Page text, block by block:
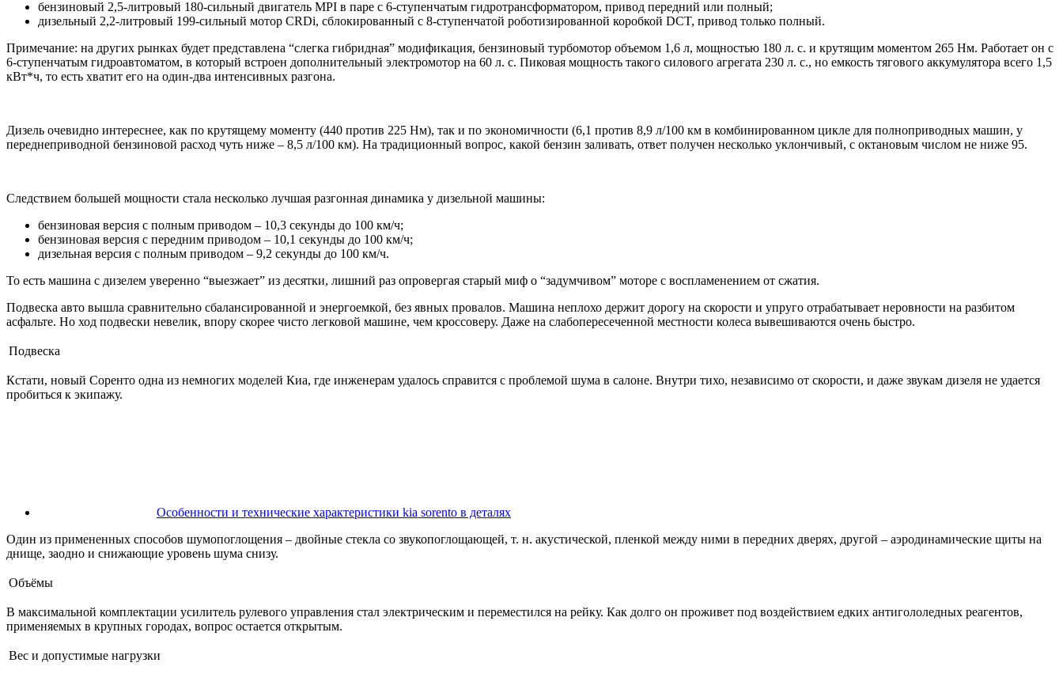
бензиновый 2,5-литровый 180-сильный двигатель MPI в паре с 6-ступенчатым гидротрансформатором, привод передний или полный;
дизельный 2,2-литровый 199-сильный мотор CRDi, сблокированный с 8-ступенчатой роботизированной коробкой DCT, привод только полный.
Примечание: на других рынках будет представлена “слегка гибридная” модификация, бензиновый турбомотор объемом 1,6 л, мощностью 180 л. с. и крутящим моментом 265 Нм. Работает он с
6-ступенчатым гидроавтоматом, в который встроен дополнительный электромотор на 60 л. с. Пиковая мощность такого силового агрегата 230 л. с., но емкость тягового аккумулятора всего 1,5
кВт*ч, то есть хватит его на один-два интенсивных разгона.
Дизель очевидно интереснее, как по крутящему моменту (440 против 225 Нм), так и по экономичности (6,1 против 8,9 л/100 км в комбинированном цикле для полноприводных машин, у
переднеприводной бензиновой расход чуть ниже – 8,5 л/100 км). На традиционный вопрос, какой бензин заливать, ответ получен несколько уклончивый, с октановым числом не ниже 95.
Следствием большей мощности стала несколько лучшая разгонная динамика у дизельной машины:
бензиновая версия с полным приводом – 10,3 секунды до 100 км/ч;
бензиновая версия с передним приводом – 10,1 секунды до 100 км/ч;
дизельная версия с полным приводом – 9,2 секунды до 100 км/ч.
То есть машина с дизелем уверенно “выезжает” из десятки, лишний раз опровергая старый миф о “задумчивом” моторе с воспламенением от сжатия.
Подвеска авто вышла сравнительно сбалансированной и энергоемкой, без явных провалов. Машина неплохо держит дорогу на скорости и упруго отрабатывает неровности на разбитом
асфальте. Но ход подвески невелик, впору скорее чисто легковой машине, чем кроссоверу. Даже на слабопересеченной местности колеса вывешиваются очень быстро.
Подвеска
Кстати, новый Соренто одна из немногих моделей Киа, где инженерам удалось справится с проблемой шума в салоне. Внутри тихо, независимо от скорости, и даже звукам дизеля не удается
пробиться к экипажу.
Особенности и технические характеристики kia sorento в деталях
Один из примененных способов шумопоглощения – двойные стекла со звукопоглощающей, т. н. акустической, пленкой между ними в передних дверях, другой – аэродинамические щиты на
днище, заодно и снижающие уровень шума снизу.
Объёмы
В максимальной комплектации усилитель рулевого управления стал электрическим и переместился на рейку. Как долго он проживет под воздействием едких антигололедных реагентов,
применяемых в крупных городах, вопрос остается открытым.
Вес и допустимые нагрузки